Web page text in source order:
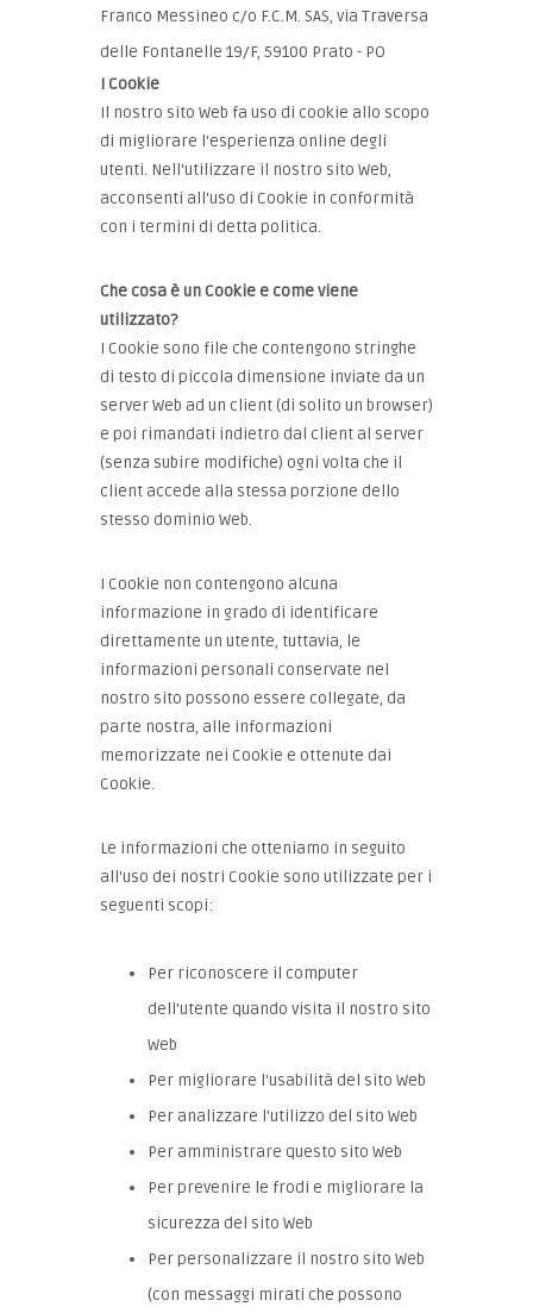
Franco Messineo c/o F.C.M. SAS, via Traversa
delle Fontanelle 19/F, 59100 Prato - PO
I Cookie
Il nostro sito Web fa uso di cookie allo scopo
di migliorare l'esperienza online degli
utenti. Nell'utilizzare il nostro sito Web,
acconsenti all'uso di Cookie in conformità
con i termini di detta politica.
Che cosa è un Cookie e come viene
utilizzato?
I Cookie sono file che contengono stringhe
di testo di piccola dimensione inviate da un
server Web ad un client (di solito un browser)
e poi rimandati indietro dal client al server
(senza subire modifiche) ogni volta che il
client accede alla stessa porzione dello
stesso dominio Web.
I Cookie non contengono alcuna
informazione in grado di identificare
direttamente un utente, tuttavia, le
informazioni personali conservate nel
nostro sito possono essere collegate, da
parte nostra, alle informazioni
memorizzate nei Cookie e ottenute dai
Cookie.
Le informazioni che otteniamo in seguito
all'uso dei nostri Cookie sono utilizzate per i
seguenti scopi:
Per riconoscere il computer
dell'utente quando visita il nostro sito
Web
Per migliorare l'usabilità del sito Web
Per analizzare l'utilizzo del sito Web
Per amministrare questo sito Web
Per prevenire le frodi e migliorare la
sicurezza del sito Web
Per personalizzare il nostro sito Web
(con messaggi mirati che possono